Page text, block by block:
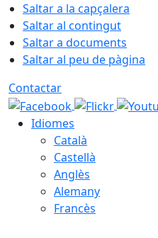
Saltar a la capçalera
Saltar al contingut
Saltar a documents
Saltar al peu de pàgina
Contactar
Idiomes
Català
Castellà
Anglès
Alemany
Francès